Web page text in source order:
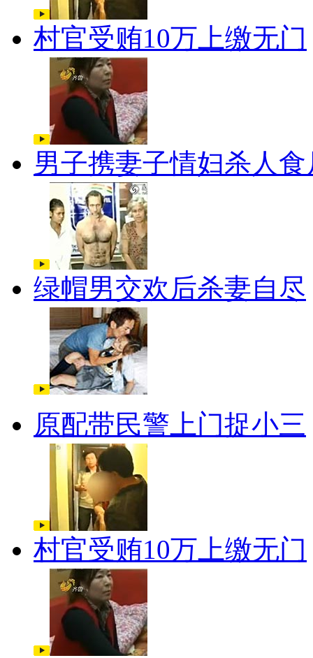
村官受贿10万上缴无门
男子携妻子情妇杀人食
绿帽男交欢后杀妻自尽
原配带民警上门捉小三
村官受贿10万上缴无门